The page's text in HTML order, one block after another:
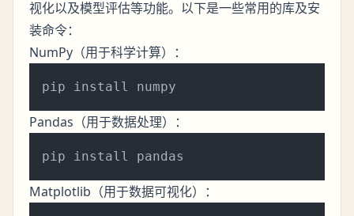
视化以及模型评估等功能。以下是一些常用的库及安
装命令：
NumPy（用于科学计算）：
Pandas（用于数据处理）：
Matplotlib（用于数据可视化）：